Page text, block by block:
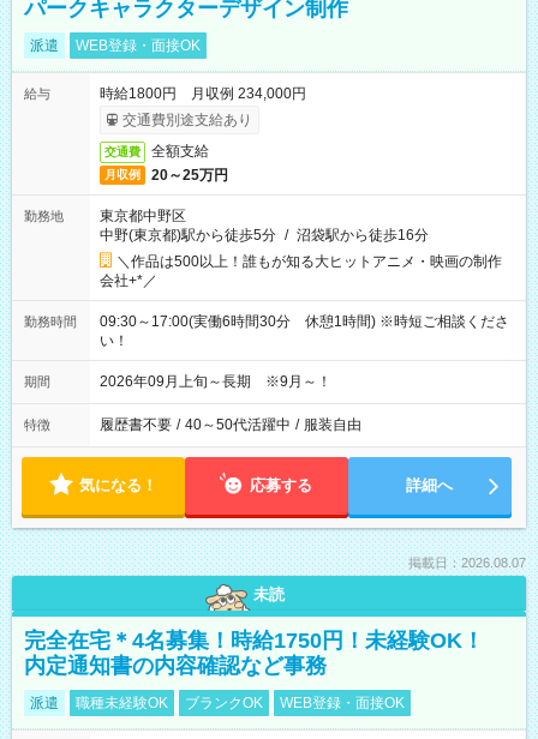
パークキャラクターデザイン制作
派遣 WEB登録・面接OK
給与
時給1800円 月収例 234,000円
交通費別途支給あり
交通費 全額支給
月収例 20～25万円
勤務地
東京都中野区
中野(東京都)駅から徒歩5分 / 沼袋駅から徒歩16分
＼作品は500以上！誰もが知る大ヒットアニメ・映画の制作
会社+*／
勤務時間
09:30～17:00(実働6時間30分 休憩1時間) ※時短ご相談くださ
い！
期間 2026年09月上旬～長期 ※9月～！
特徴 履歴書不要 / 40～50代活躍中 / 服装自由
気になる！ 応募する 詳細へ
掲載日：2026.08.07
未読
完全在宅＊4名募集！時給1750円！未経験OK！
内定通知書の内容確認など事務
派遣 職種未経験OK ブランクOK WEB登録・面接OK